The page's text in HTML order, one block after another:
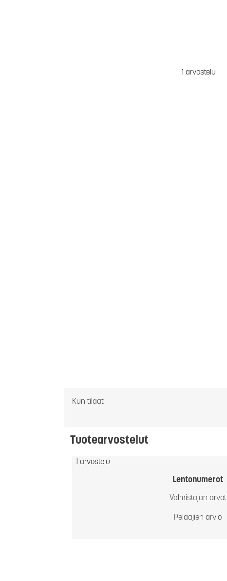
1 arvostelu
Kun tilaat
Tuotearvostelut
1 arvostelu
Lentonumerot
Valmistajan arvot
Pelaajien arvio